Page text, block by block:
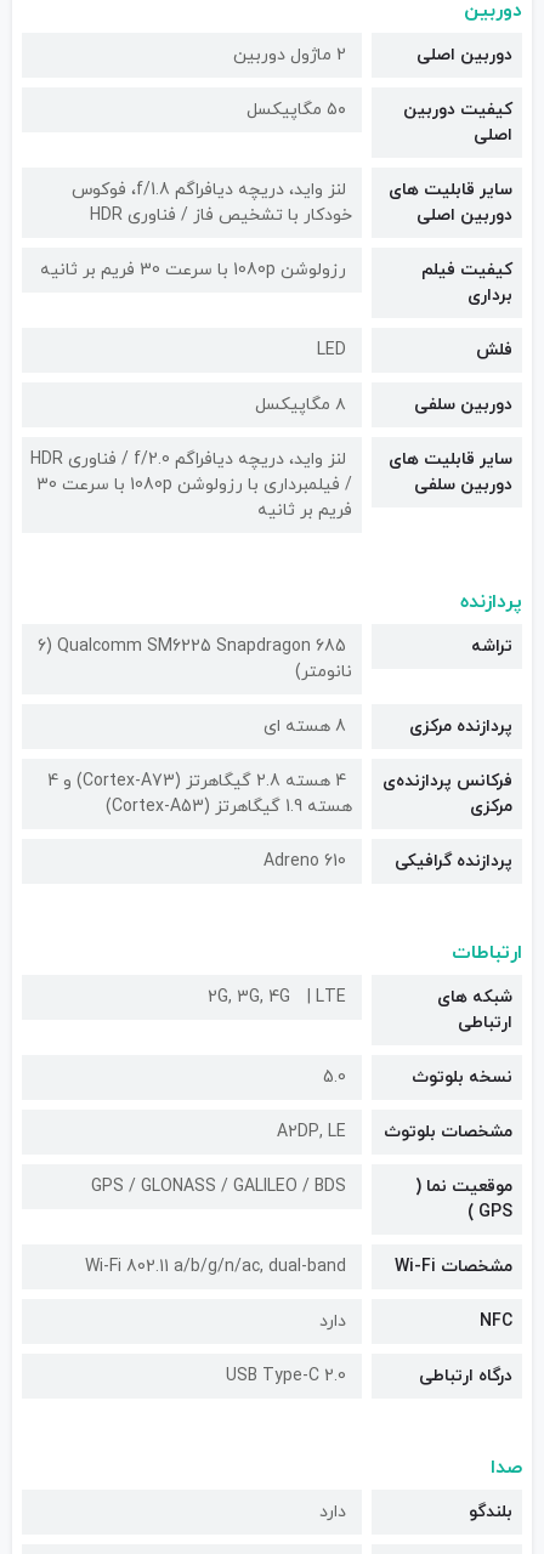
دوربین
دوربین اصلی 2 ماژول دوربین
کیفیت دوربین‌
اصلی
۵۰ مگاپیکسل
سایر قابلیت های
دوربین اصلی
لنز واید، دریچه دیافراگم f/1.8، فوکوس
خودکار با تشخیص فاز / فناوری HDR
کیفیت فیلم
برداری
رزولوشن 1080p با سرعت 30 فریم بر ثانیه
فلش LED
دوربین سلفی ۸ مگاپیکسل
سایر قابلیت های
دوربین سلفی
لنز واید، دریچه دیافراگم f/2.0 / فناوری HDR
/ فیلمبرداری با رزولوشن 1080p با سرعت 30
فریم بر ثانیه
پردازنده
تراشه
Qualcomm SM6225 Snapdragon 685 (6
نانومتر)
پردازنده مرکزی 8 هسته ای
فرکانس پردازنده‌ی
مرکزی
4 هسته 2.8 گیگاهرتز (Cortex-A73) و 4
هسته 1.9 گیگاهرتز (Cortex-A53)
پردازنده گرافیکی Adreno 610
ارتباطات
شبکه های
ارتباطی
2G, 3G, 4G LTE
نسخه بلوتوث 5.0
مشخصات بلوتوث A۲DP, LE
موقعیت نما (
GPS )
GPS / GLONASS / GALILEO / BDS
مشخصات Wi-Fi Wi-Fi 802.11 a/b/g/n/ac, dual-band
NFC دارد
درگاه ارتباطی USB Type-C 2.0
صدا
بلندگو دارد